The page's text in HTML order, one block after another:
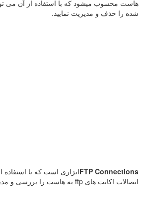
شده را حذف و مدیریت نمایید.
FTP Connectionsابزاری است که با استفاده
اتصالات اکانت های ftp به هاست را بررسی و مدیریت کنید .